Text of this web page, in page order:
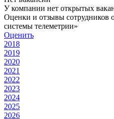
У компании нет открытых
Оценки и отзывы сотрудников
системы телеметрии»
Оценить
2018
2019
2020
2021
2022
2023
2024
2025
2026